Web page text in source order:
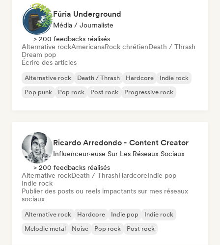
Fúria Underground
Média / Journaliste
> 200 feedbacks réalisés
Alternative rockAmericanaRock chrétienDeath / Thrash
Dream pop
Écrire des articles
Alternative rock Death / Thrash Hardcore
Indie rock
Pop punk
Pop rock Post rock Progressive rock
Ricardo Arredondo - Content Creator
Influenceur·euse Sur Les Réseaux Sociaux
> 200 feedbacks réalisés
Alternative rockDeath / ThrashHardcoreIndie pop
Indie rock
Publier des posts ou reels impactants sur mes réseaux
sociaux
Alternative rock Hardcore Indie pop
Indie rock
Melodic metal
Noise Pop rock Post rock